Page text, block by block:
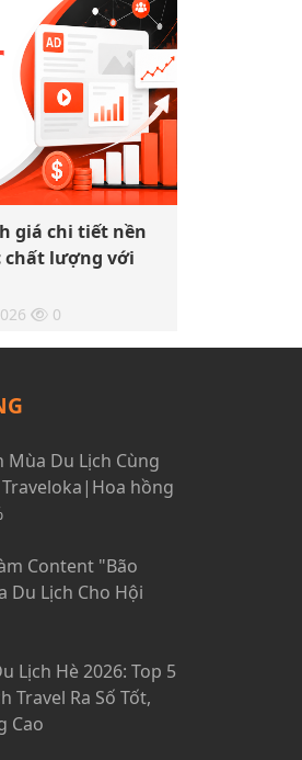
giá chi tiết nền
chất lượng với
0
Mùa Du Lịch Cùng
hồng
Content "Bão
Du Lịch Cho Hội
Lịch Hè 2026: Top 5
Travel Ra Số Tốt,
Cao